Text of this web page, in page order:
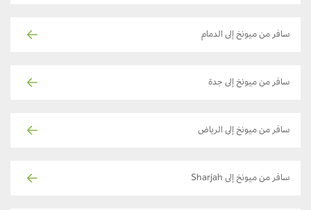
سافر من ميونخ إلى الدمام
سافر من ميونخ إلى جدة
سافر من ميونخ إلى الرياض
سافر من ميونخ إلى Sharjah